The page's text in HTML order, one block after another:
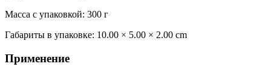
Масса с упаковкой: 300 г
Габариты в упаковке: 10.00 × 5.00 × 2.00 cm
Применение